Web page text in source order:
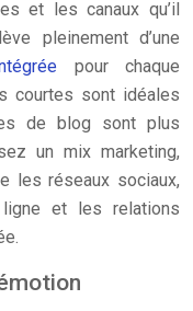
et les canaux qu’il
pleinement d’une
pour chaque
courtes sont idéales
de blog sont plus
un mix marketing,
les réseaux sociaux,
ligne et les relations